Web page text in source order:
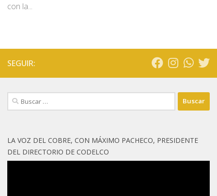
con la...
SEGUIR:
Buscar:
LA VOZ DEL COBRE, CON MÁXIMO PACHECO, PRESIDENTE
DEL DIRECTORIO DE CODELCO